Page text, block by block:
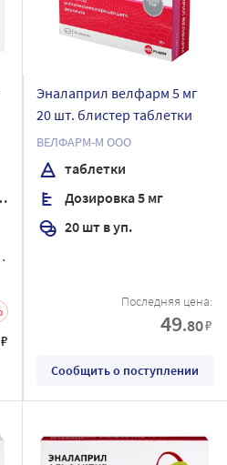
₽
Эналаприл велфарм 5 мг
20 шт. блистер таблетки
ВЕЛФАРМ-М ООО
таблетки
Дозировка 5 мг
20 шт в уп.
Последняя цена:
49.80₽
Сообщить о поступлении